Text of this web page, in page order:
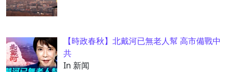
【時政春秋】北戴河已無老人幫 高市備戰中
共
In 新闻